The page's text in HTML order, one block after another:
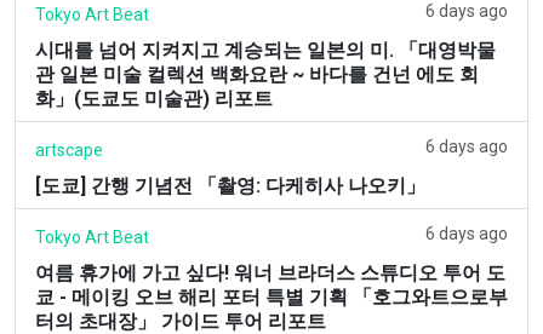
Tokyo Art Beat 6 days ago
시대를 넘어 지켜지고 계승되는 일본의 미. 「대영박물
관 일본 미술 컬렉션 백화요란 ~ 바다를 건넌 에도 회
화」(도쿄도 미술관) 리포트
artscape 6 days ago
[도쿄] 간행 기념전 「촬영: 다케히사 나오키」
Tokyo Art Beat 6 days ago
여름 휴가에 가고 싶다! 워너 브라더스 스튜디오 투어 도
쿄 - 메이킹 오브 해리 포터 특별 기획 「호그와트으로부
터의 초대장」 가이드 투어 리포트